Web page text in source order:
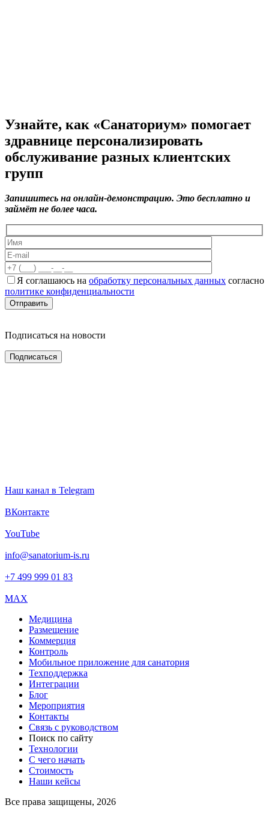
Узнайте, как «Санаториум» помогает
здравнице персонализировать
обслуживание разных клиентских
групп
Запишитесь на онлайн-демонстрацию. Это бесплатно и
займёт не более часа.
Я соглашаюсь на обработку персональных данных согласно
политике конфиденциальности
Подписаться на новости
Наш канал в Telegram
ВКонтакте
YouTube
info@sanatorium-is.ru
+7 499 999 01 83
MAX
Медицина
Размещение
Коммерция
Контроль
Мобильное приложение для санатория
Техподдержка
Интеграции
Блог
Мероприятия
Контакты
Связь с руководством
Поиск по сайту
Технологии
С чего начать
Стоимость
Наши кейсы
Все права защищены, 2026